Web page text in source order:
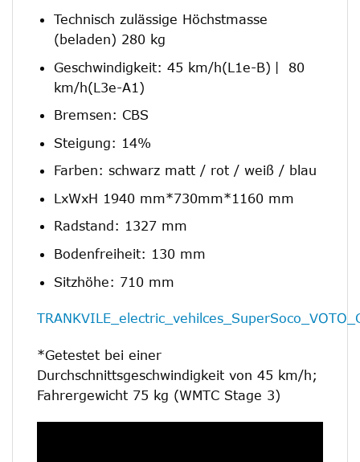
Technisch zulässige Höchstmasse
(beladen) 280 kg
Geschwindigkeit: 45 km/h(L1e-B)丨 80
km/h(L3e-A1)
Bremsen: CBS
Steigung: 14%
Farben: schwarz matt / rot / weiß / blau
LxWxH 1940 mm*730mm*1160 mm
Radstand: 1327 mm
Bodenfreiheit: 130 mm
Sitzhöhe: 710 mm
*Getestet bei einer
Durchschnittsgeschwindigkeit von 45 km/h;
Fahrergewicht 75 kg (WMTC Stage 3)